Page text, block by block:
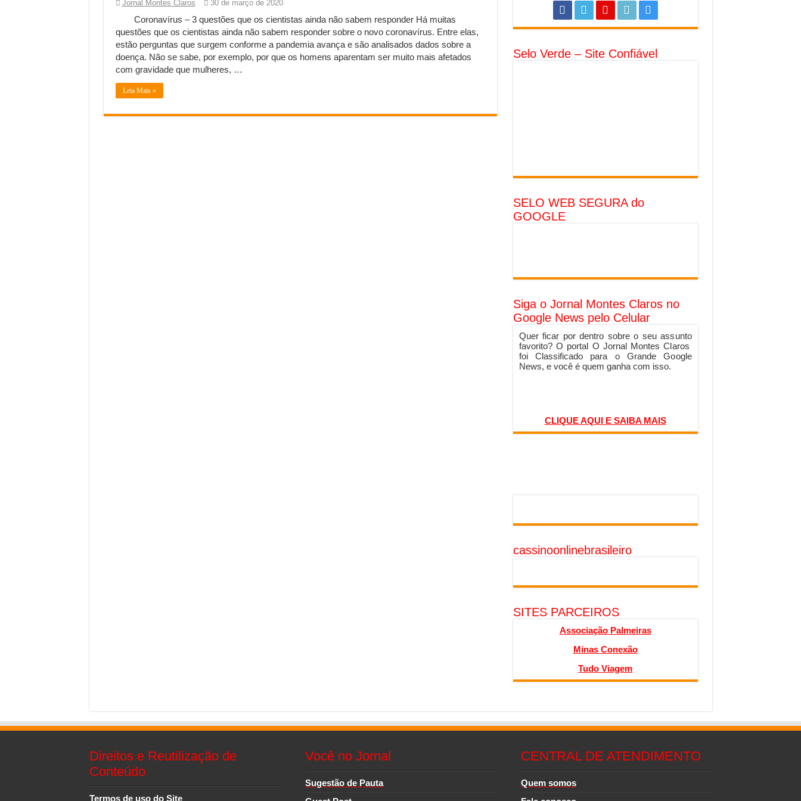
Jornal Montes Claros 30 de março de 2020
Coronavírus – 3 questões que os cientistas ainda não sabem responder Há muitas
questões que os cientistas ainda não sabem responder sobre o novo coronavírus. Entre elas,
estão perguntas que surgem conforme a pandemia avança e são analisados dados sobre a
doença. Não se sabe, por exemplo, por que os homens aparentam ser muito mais afetados
com gravidade que mulheres, …
Leia Mais »
Selo Verde – Site Confiável
SELO WEB SEGURA do
GOOGLE
Siga o Jornal Montes Claros no
Google News pelo Celular
Quer ficar por dentro sobre o seu assunto
favorito? O portal O Jornal Montes Claros
foi Classificado para o Grande Google
News, e você é quem ganha com isso.
CLIQUE AQUI E SAIBA MAIS
cassinoonlinebrasileiro
SITES PARCEIROS
Associação Palmeiras
Minas Conexão
Tudo Viagem
Direitos e Reutilização de
Conteúdo
Termos de uso do Site
Você no Jornal
Sugestão de Pauta
CENTRAL DE ATENDIMENTO
Quem somos